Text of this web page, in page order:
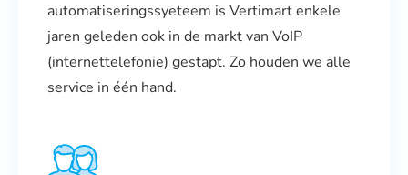
automatiseringssyeteem is Vertimart enkele
jaren geleden ook in de markt van VoIP
(internettelefonie) gestapt. Zo houden we alle
service in één hand.